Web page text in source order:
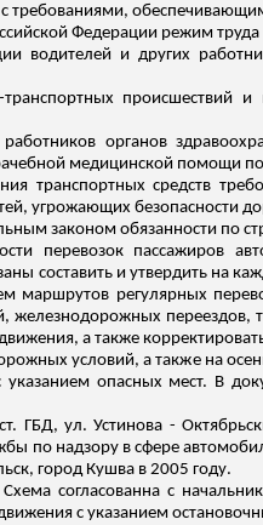
с требованиями,
Федерации режим
водителей и других
происшествий
органов
медицинской помощи
транспортных средств тр
угрожающих безопасности
законом обязанности по
перевозок пассажиров
составить и утвердить на
маршрутов регулярных
железнодорожных
а также
условий, а также на
опасных мест. В
ГБД, ул. Устинова -
по надзору в сфере
город Кушва в 2005 году.
согласованна с
с указанием